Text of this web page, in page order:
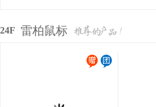
24F 雷柏鼠标